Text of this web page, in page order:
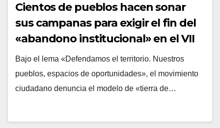
Cientos de pueblos hacen sonar
sus campanas para exigir el fin del
«abandono institucional» en el VII
Aniversario de la Revuelta de la
España Vaciada
Bajo el lema «Defendamos el territorio. Nuestros
pueblos, espacios de oportunidades», el movimiento
ciudadano denuncia el modelo de «tierra de…